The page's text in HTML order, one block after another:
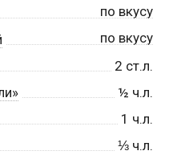
по вкусу
по вкусу
2 ст.л.
½ ч.л.
1 ч.л.
⅓ ч.л.